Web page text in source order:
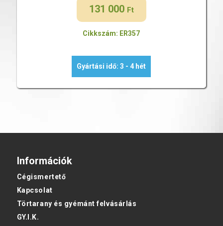
131 000 Ft
Cikkszám: ER357
Gyártási idő: 3 - 4 hét
Információk
Cégismertető
Kapcsolat
Törtarany és gyémánt felvásárlás
GY.I.K.